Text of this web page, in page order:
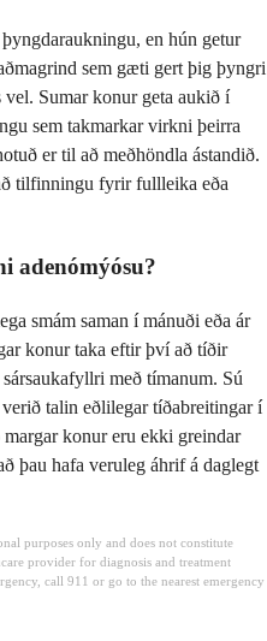
en hún getur
sem gæti gert þig þyngri
Sumar konur geta aukið í
sem takmarkar virkni þeirra
er til að meðhöndla ástandið.
tilfinningu fyrir fullleika eða
adenómýósu?
smám saman í mánuði eða ár
konur taka eftir því að tíðir
með tímanum. Sú
talin eðlilegar tíðabreitingar í
konur eru ekki greindar
þau hafa veruleg áhrif á daglegt
purposes only and does not constitute
provider for diagnosis and treatment
call 911 or go to the nearest emergency